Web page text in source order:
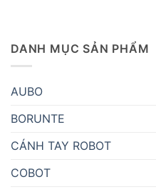
DANH MỤC SẢN PHẨM
AUBO
BORUNTE
CÁNH TAY ROBOT
COBOT